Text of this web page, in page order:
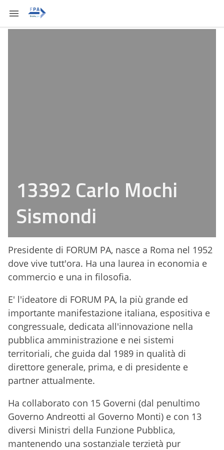
13392 Carlo Mochi
Sismondi
Presidente di FORUM PA, nasce a Roma nel 1952
dove vive tutt'ora. Ha una laurea in economia e
commercio e una in filosofia.
E' l'ideatore di FORUM PA, la più grande ed
importante manifestazione italiana, espositiva e
congressuale, dedicata all'innovazione nella
pubblica amministrazione e nei sistemi
territoriali, che guida dal 1989 in qualità di
direttore generale, prima, e di presidente e
partner attualmente.
Ha collaborato con 15 Governi (dal penultimo
Governo Andreotti al Governo Monti) e con 13
diversi Ministri della Funzione Pubblica,
mantenendo una sostanziale terzietà pur